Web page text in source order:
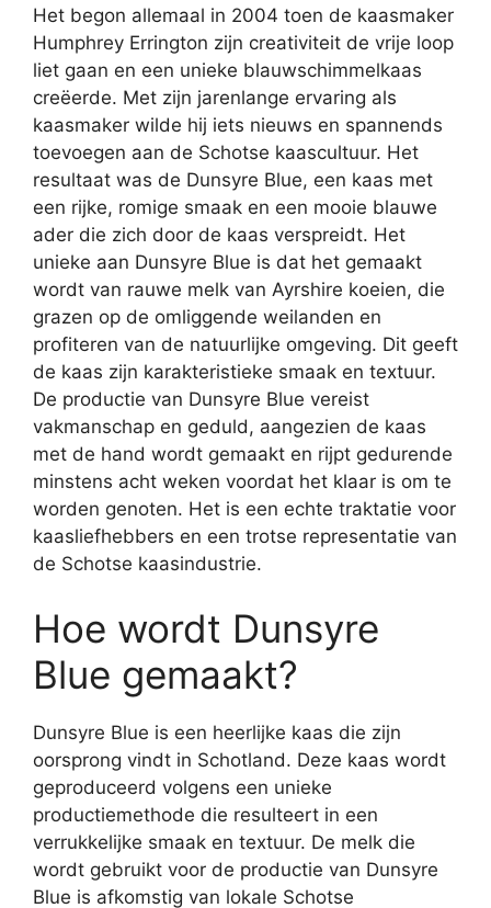
Het begon allemaal in 2004 toen de kaasmaker
Humphrey Errington zijn creativiteit de vrije loop
liet gaan en een unieke blauwschimmelkaas
creëerde. Met zijn jarenlange ervaring als
kaasmaker wilde hij iets nieuws en spannends
toevoegen aan de Schotse kaascultuur. Het
resultaat was de Dunsyre Blue, een kaas met
een rijke, romige smaak en een mooie blauwe
ader die zich door de kaas verspreidt. Het
unieke aan Dunsyre Blue is dat het gemaakt
wordt van rauwe melk van Ayrshire koeien, die
grazen op de omliggende weilanden en
profiteren van de natuurlijke omgeving. Dit geeft
de kaas zijn karakteristieke smaak en textuur.
De productie van Dunsyre Blue vereist
vakmanschap en geduld, aangezien de kaas
met de hand wordt gemaakt en rijpt gedurende
minstens acht weken voordat het klaar is om te
worden genoten. Het is een echte traktatie voor
kaasliefhebbers en een trotse representatie van
de Schotse kaasindustrie.
Hoe wordt Dunsyre
Blue gemaakt?
Dunsyre Blue is een heerlijke kaas die zijn
oorsprong vindt in Schotland. Deze kaas wordt
geproduceerd volgens een unieke
productiemethode die resulteert in een
verrukkelijke smaak en textuur. De melk die
wordt gebruikt voor de productie van Dunsyre
Blue is afkomstig van lokale Schotse